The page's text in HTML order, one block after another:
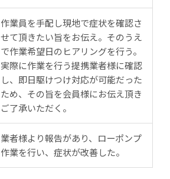
作業員を手配し現地で症状を確認さ
せて頂きたい旨をお伝え。そのうえ
で作業希望日のヒアリングを行う。
実際に作業を行う提携業者様に確認
し、即日駆けつけ対応が可能だった
ため、その旨を会員様にお伝え頂き
ご了承いただく。
業者様より報告があり、ローポンプ
作業を行い、症状が改善した。